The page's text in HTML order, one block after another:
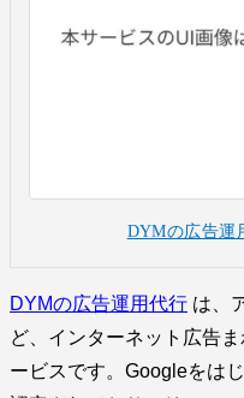
DYMの広告運
DYMの広告運用代行 は、
ど、インターネット広告
ービスです。Googleをは